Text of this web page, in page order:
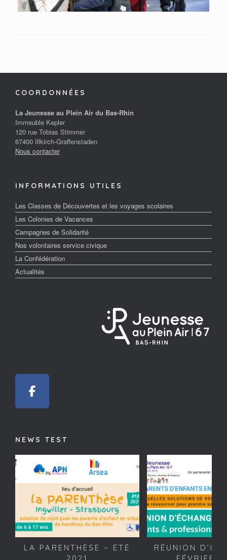
COORDONNÉES
La Jeunesse au Plein Air du Bas-Rhin
Immeuble Kepler
120 rue Tobias Stimmer
67400 Illkirch-Graffenstaden
Nous contacter
INFORMATIONS UTILES
Les Classes de Découvertes et les voyages scolaires
Les Colonies de Vacances
Campagnes de Solidarité
Nos volontaires service civique
La Confédération
Actualités
NEWS TEST
LA PARENTHÈSE – ÉTÉ
RÉUNION